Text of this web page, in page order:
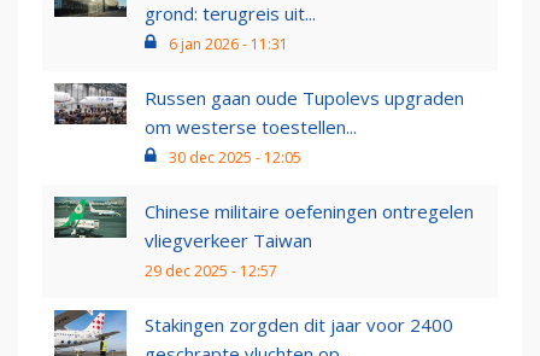
grond: terugreis uit...
6 jan 2026 - 11:31
Russen gaan oude Tupolevs upgraden
om westerse toestellen...
30 dec 2025 - 12:05
Chinese militaire oefeningen ontregelen
vliegverkeer Taiwan
29 dec 2025 - 12:57
Stakingen zorgden dit jaar voor 2400